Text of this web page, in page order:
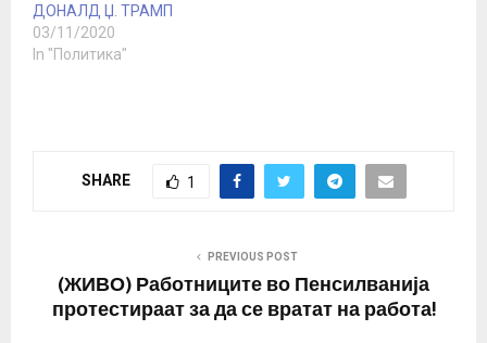
ДОНАЛД Џ. ТРАМП
03/11/2020
In "Политика"
SHARE 1
PREVIOUS POST
(ЖИВО) Работниците во Пенсилванија
протестираат за да се вратат на работа!